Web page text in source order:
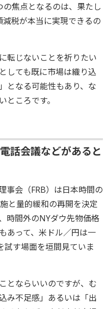
焦点となるのは、果たし
税が本当に実現できるの
転じないことを祈りたい
しても既に市場は織り込
となる可能性もあり、な
ところです。
話会議などがあると
事会（FRB）は日本時間の
と量的緩和の再開を決定
時間外のNYダウ先物価格
あって、米ドル／円は一
試す場面を垣間見ていま
とならいいのですが、む
み不足感」あるいは「出